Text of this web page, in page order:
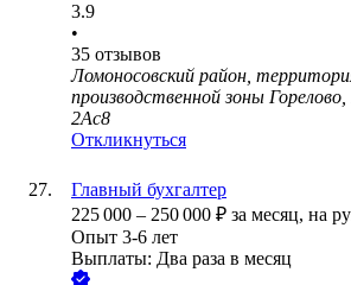
3.9
•
35 отзывов
Ломоносовский район,
производственной зоны Горелово,
2Ас8
Откликнуться
Главный бухгалтер
225 000 – 250 000 ₽ за месяц, на
Опыт 3-6 лет
Выплаты: Два раза в месяц